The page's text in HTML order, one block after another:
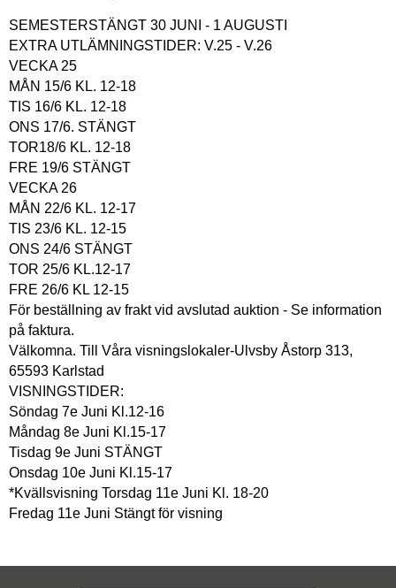
SEMESTERSTÄNGT 30 JUNI - 1 AUGUSTI
EXTRA UTLÄMNINGSTIDER: V.25 - V.26
VECKA 25
MÅN 15/6 KL. 12-18
TIS 16/6 KL. 12-18
ONS 17/6. STÄNGT
TOR18/6 KL. 12-18
FRE 19/6 STÄNGT
VECKA 26
MÅN 22/6 KL. 12-17
TIS 23/6 KL. 12-15
ONS 24/6 STÄNGT
TOR 25/6 KL.12-17
FRE 26/6 KL 12-15
För beställning av frakt vid avslutad auktion - Se information
på faktura.
Välkomna. Till Våra visningslokaler-Ulvsby Åstorp 313,
65593 Karlstad
VISNINGSTIDER:
Söndag 7e Juni Kl.12-16
Måndag 8e Juni Kl.15-17
Tisdag 9e Juni STÄNGT
Onsdag 10e Juni Kl.15-17
*Kvällsvisning Torsdag 11e Juni Kl. 18-20
Fredag 11e Juni Stängt för visning